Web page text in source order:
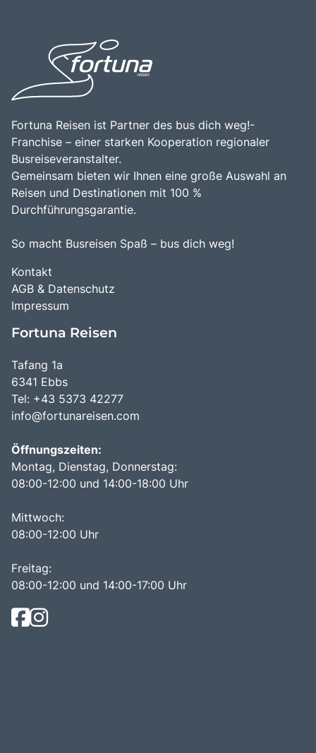
Fortuna Reisen ist Partner des bus dich weg!-
Franchise – einer starken Kooperation regionaler
Busreiseveranstalter.
Gemeinsam bieten wir Ihnen eine große Auswahl an
Reisen und Destinationen mit 100 %
Durchführungsgarantie.
So macht Busreisen Spaß – bus dich weg!
Kontakt
AGB & Datenschutz
Impressum
Fortuna Reisen
Tafang 1a
6341 Ebbs
Tel: +43 5373 42277
info@fortunareisen.com
Öffnungszeiten:
Montag, Dienstag, Donnerstag:
08:00-12:00 und 14:00-18:00 Uhr
Mittwoch:
08:00-12:00 Uhr
Freitag:
08:00-12:00 und 14:00-17:00 Uhr